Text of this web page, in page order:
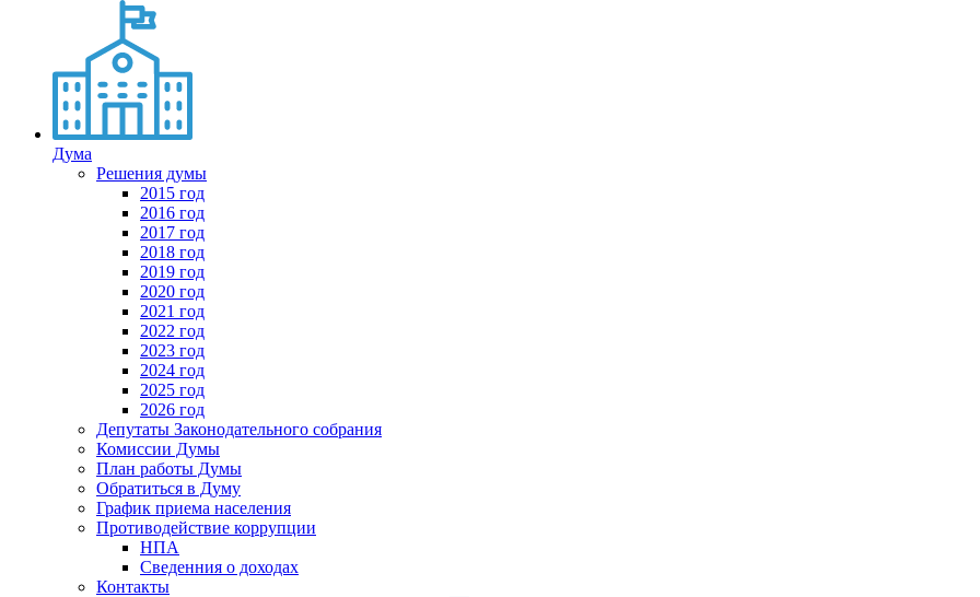
Дума
Решения думы
2015 год
2016 год
2017 год
2018 год
2019 год
2020 год
2021 год
2022 год
2023 год
2024 год
2025 год
2026 год
Депутаты Законодательного собрания
Комиссии Думы
План работы Думы
Обратиться в Думу
График приема населения
Противодействие коррупции
НПА
Сведенния о доходах
Контакты